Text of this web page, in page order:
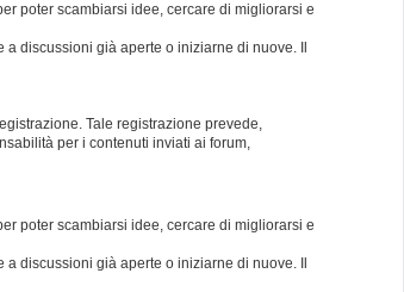
poter scambiarsi idee, cercare di migliorarsi e
discussioni già aperte o iniziarne di nuove. Il
Tale registrazione prevede,
per i contenuti inviati ai forum,
poter scambiarsi idee, cercare di migliorarsi e
discussioni già aperte o iniziarne di nuove. Il